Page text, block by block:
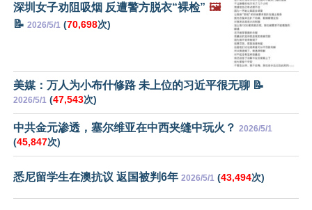
深圳女子劝阻吸烟 反遭警方脱衣“裸检” 🖼️
📝 2026/5/1 (70,698次)
美媒：万人为小布什修路 未上位的习近平很无聊 📝
2026/5/1 (47,543次)
中共金元渗透，塞尔维亚在中西夹缝中玩火？ 2026/5/1
(45,847次)
悉尼留学生在澳抗议 返国被判6年 2026/5/1 (43,494次)